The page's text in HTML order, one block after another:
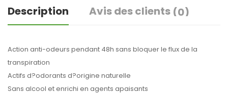
Description Avis des clients (0)
Action anti-odeurs pendant 48h sans bloquer le flux de la
transpiration
Actifs d?odorants d?origine naturelle
Sans alcool et enrichi en agents apaisants